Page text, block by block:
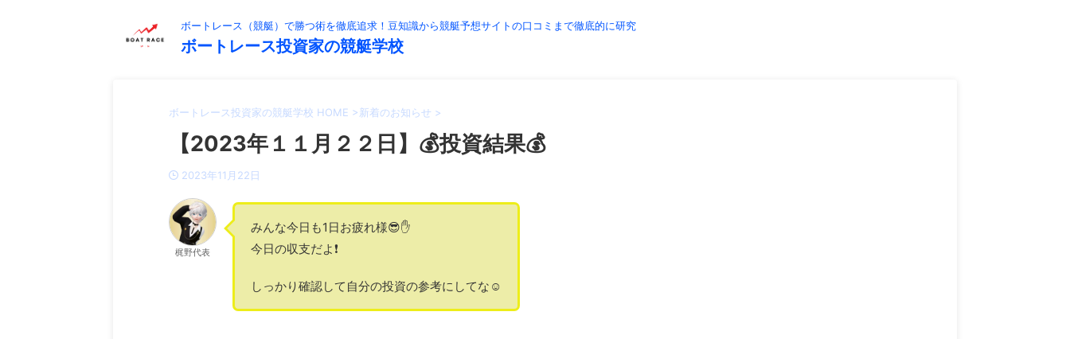
ボートレース（競艇）で勝つ術を徹底追求！豆知識から競艇予想サイトの口コミまで徹底的に研究
ボートレース投資家の競艇学校
ボートレース投資家の競艇学校 HOME >新着のお知らせ >
【2023年１１月２２日】💰投資結果💰
2023年11月22日
梶野代表
みんな今日も1日お疲れ様😎✋
今日の収支だよ❗️
しっかり確認して自分の投資の参考にしてな☺️